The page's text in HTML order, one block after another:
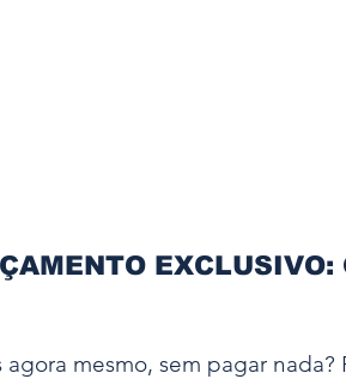
EXCLUSIVO:
agora mesmo, sem pagar nada?